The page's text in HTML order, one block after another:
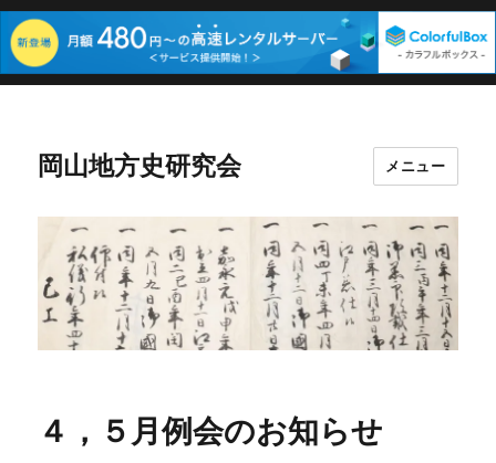
岡山地方史研究会 メニュー
４，５月例会のお知らせ